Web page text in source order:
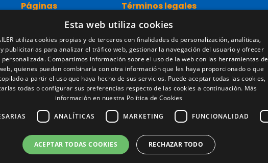
Páginas
Red comercial
Recambios
Portal empleo
Noticias
EgaLecitrailer
LT Defence
Términos legales
Aviso legal
Política de privacidad
Política de cookies
Condiciones generales de venta
Gestionar cookies
Esta web utiliza cookies
utiliza cookies propias y de terceros con finalidades de personalización, analíticas,
publicitarias para analizar el tráfico web, gestionar la navegación del usuario y ofrecer
personalizada. Compartimos información sobre el uso de la web con las herramientas de
quienes pueden combinarla con otra información que les haya proporcionado o que
a partir el uso que haya hecho de sus servicios. Puede aceptar todas las cookies,
todas o configurar sus preferencias respecto de las cookies a continuación. Más
información en nuestra Política de Cookies
ANALÍTICAS MARKETING FUNCIONALIDAD
ACEPTAR TODAS COOKIES RECHAZAR TODO